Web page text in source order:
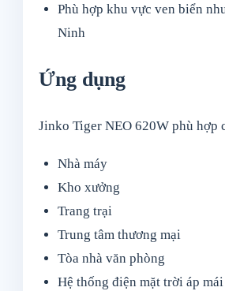
Phù hợp khu vực ven biển
Ninh
Ứng dụng
Jinko Tiger NEO 620W phù hợp
Nhà máy
Kho xưởng
Trang trại
Trung tâm thương mại
Tòa nhà văn phòng
Hệ thống điện mặt trời áp